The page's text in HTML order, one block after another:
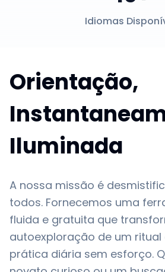
Idiomas
Orientação,
Iluminada
A nossa missão é
todos. Fornecemos uma
fluida e gratuita que
autoexploração de um
prática diária sem esforço.